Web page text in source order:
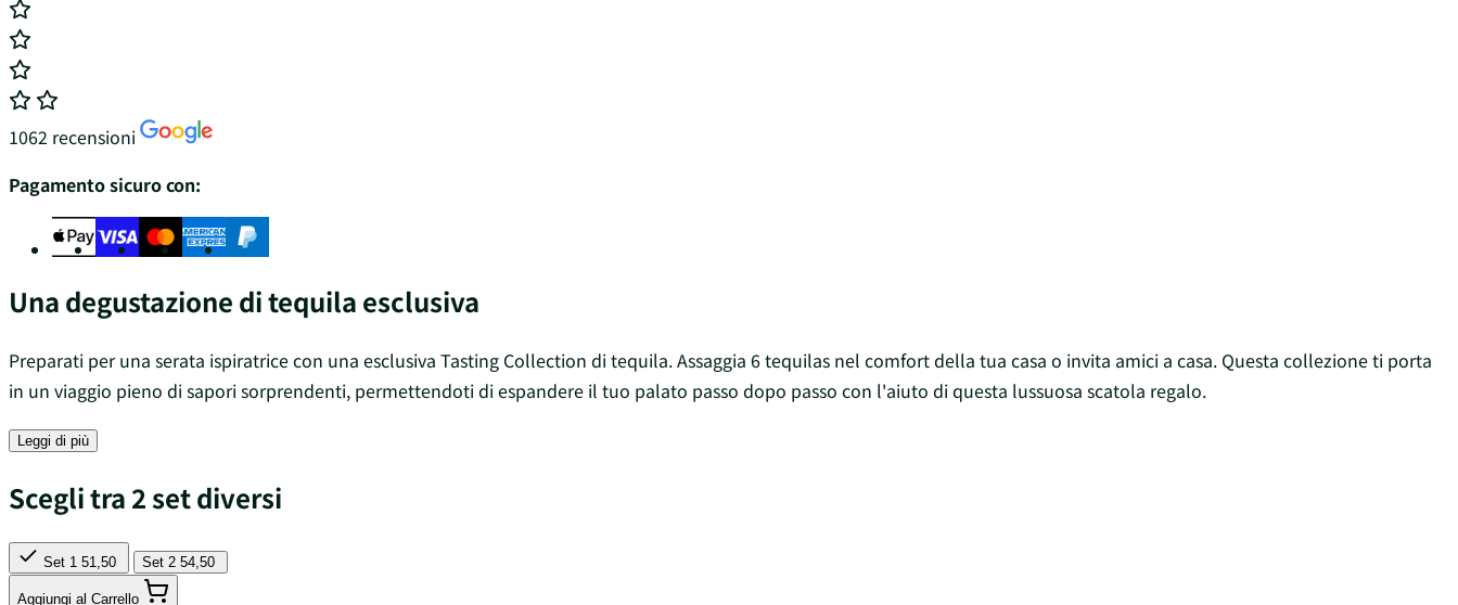
1062 recensioni
Pagamento sicuro con:
Una degustazione di tequila esclusiva
Preparati per una serata ispiratrice con una esclusiva Tasting Collection di tequila. Assaggia 6 tequilas nel comfort della tua casa o invita amici a casa. Questa collezione ti porta
in un viaggio pieno di sapori sorprendenti, permettendoti di espandere il tuo palato passo dopo passo con l'aiuto di questa lussuosa scatola regalo.
Leggi di più
Scegli tra 2 set diversi
Set 1 51,50 Set 2 54,50
Aggiungi al Carrello